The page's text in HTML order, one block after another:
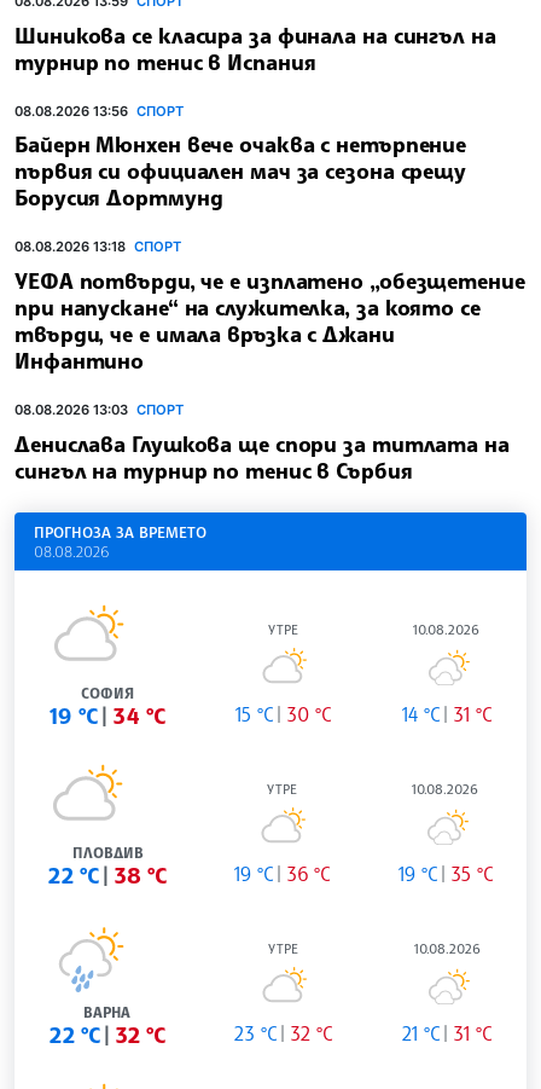
Шиникова се класира за финала на сингъл на
турнир по тенис в Испания
08.08.2026 13:56 СПОРТ
Байерн Мюнхен вече очаква с нетърпение
първия си официален мач за сезона срещу
Борусия Дортмунд
08.08.2026 13:18 СПОРТ
УЕФА потвърди, че е изплатено „обезщетение
при напускане“ на служителка, за която се
твърди, че е имала връзка с Джани
Инфантино
08.08.2026 13:03 СПОРТ
Денислава Глушкова ще спори за титлата на
сингъл на турнир по тенис в Сърбия
ПРОГНОЗА ЗА ВРЕМЕТО
08.08.2026
СОФИЯ
19 °C 34 °C
УТРЕ
15 °C 30 °C
10.08.2026
14 °C 31 °C
ПЛОВДИВ
22 °C 38 °C
УТРЕ
19 °C 36 °C
10.08.2026
19 °C 35 °C
ВАРНА
22 °C 32 °C
УТРЕ
23 °C 32 °C
10.08.2026
21 °C 31 °C